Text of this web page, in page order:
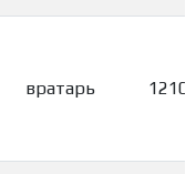
вратарь 1210